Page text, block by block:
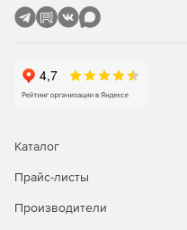
программирования
стороне сервера.
обратным написанием
гибкие алгоритмы
стилей оформления
Каталог
Прайс-листы
Производители